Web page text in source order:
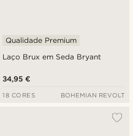
Laço Brux em Seda Bryant
Qualidade Premium
34,95 €
18 CORES BOHEMIAN REVOLT